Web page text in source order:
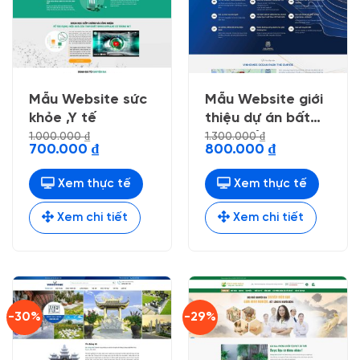
Mẫu Website sức
khỏe ,Y tế
1.000.000₫
Giá
là:
1.000.000 ₫.
700.000 ₫Giá
hiện
tại
là:
700.000 ₫.
Xem thực tế
Xem chi tiết
Mẫu Website giới
thiệu dự án bất
động sản 32
1.300.000₫
Giá
là:
1.300.000 ₫.
800.000 ₫Giá
hiện
tại
là:
800.000 ₫.
Xem thực tế
Xem chi tiết
-30% -29%